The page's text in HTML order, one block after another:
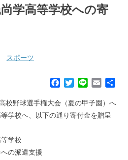
学高等学校への寄
スポーツ
c
e
T
i
t
n
e
E
a
i
校野球選手権大会（夏の甲子園）へ
学校へ、以下の通り寄付金を贈呈
学校
の派遣支援